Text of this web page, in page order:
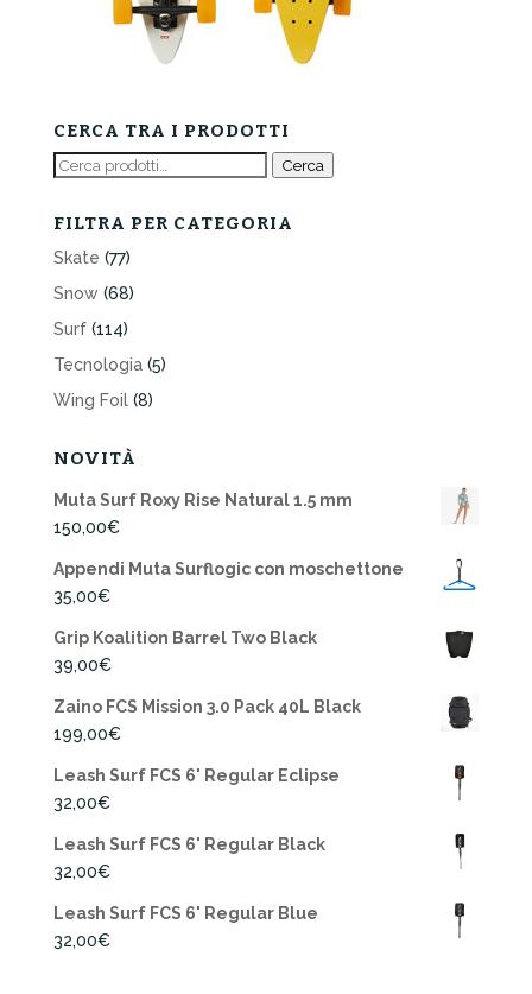
CERCA TRA I PRODOTTI
Cerca: Cerca
FILTRA PER CATEGORIA
Skate (77)
Snow (68)
Surf (114)
Tecnologia (5)
Wing Foil (8)
NOVITÀ
Muta Surf Roxy Rise Natural 1.5 mm
150,00€
Appendi Muta Surflogic con moschettone
35,00€
Grip Koalition Barrel Two Black
39,00€
Zaino FCS Mission 3.0 Pack 40L Black
199,00€
Leash Surf FCS 6' Regular Eclipse
32,00€
Leash Surf FCS 6' Regular Black
32,00€
Leash Surf FCS 6' Regular Blue
32,00€